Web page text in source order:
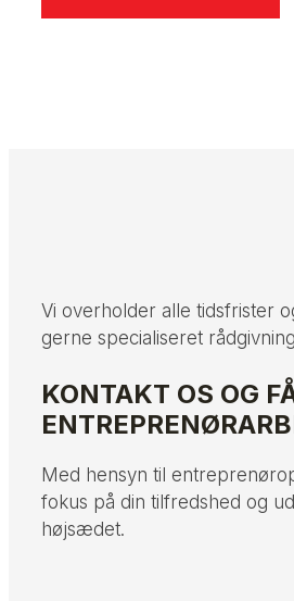
Vi overholder alle tidsfrister
gerne specialiseret
KONTAKT OS OG
Med hensyn til
fokus på din tilfredshed og
højsædet.